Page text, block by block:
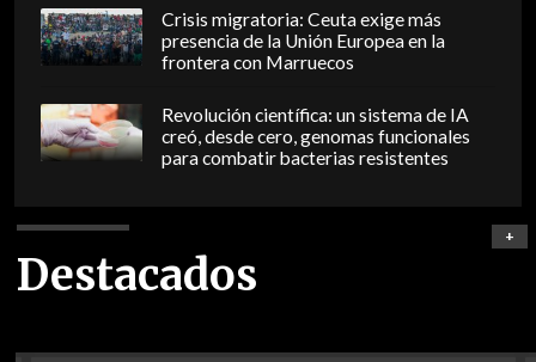
Crisis migratoria: Ceuta exige más
presencia de la Unión Europea en la
frontera con Marruecos
Revolución científica: un sistema de IA
creó, desde cero, genomas funcionales
para combatir bacterias resistentes
Destacados
+